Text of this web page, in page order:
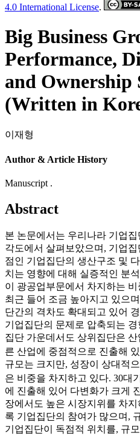
4.0 International License.
Big Business
Performance,
and Ownership
(Written in
이재형
Author & Article History
Manuscript .
Abstract
본 논문에서는 우리나라 기업
각도에서 살펴보았으며, 기업
점인 기업집단의 생산구조 및
치는 영향에 대해 실증적인 분
이 광공업부문에서 차지하는
최근 들어 조금 높아지고 있으
단간의 격차도 확대되고 있어
기업집단의 문제로 압축되는
집단 가운데서도 상위집단은
른 산업에 중점적으로 진출해
규모는 크지만, 성장이 상대적
은 비중을 차지하고 있다. 30대
에 진출해 있어 다변화가 크게
장에서도 높은 시장지위를 차
록 기업집단의 참여가 많으며,
기업집단이 독점적 위치를, 규